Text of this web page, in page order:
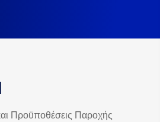
Προϋποθέσεις Παροχής